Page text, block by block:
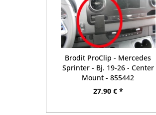
Brodit ProClip - Mercedes
Sprinter - Bj. 19-26 - Center
Mount - 855442
27,90 € *